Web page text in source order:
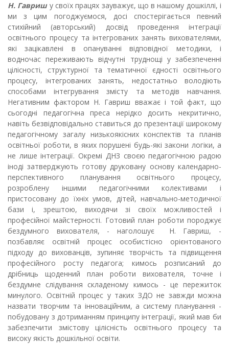
Н. Гавришу своїх працях зауважує, що в нашому дошкіллі, і
ми з цим погоджуємося, досі спостерігається певний
стихійний (авторський) досвід проведення інтеграції
освітнього процесу та інтегрованих занять вихователями,
які зацікавлені в опануванні відповідної методики, і
водночас переживають відчутні труднощі у забезпеченні
цілісності, структурної та тематичної єдності освітнього
процесу, інтегрованих занять, недостатньо володіють
способами інтегрування змісту та методів навчання.
Негативним фактором Н. Гавриш вважає і той факт, що
сьогодні педагогічна преса нерідко досить некритично,
навіть безвідповідально ставиться до презентації широкому
педагогічному загалу низькоякісних конспектів та планів
освітньої роботи, в яких порушені будь-які закони логіки, а
не лише інтеграції. Окремі ДНЗ своєю педагогічною радою
іноді затверджують готову друковану основу календарно-
перспективного планування освітнього процесу,
розроблену іншими педагогічними колективами і
пристосовану до їхніх умов, дітей, навчально-методичної
бази і, зрештою, виходячи зі своїх можливостей і
професійної майстерності. Готовий план роботи породжує
бездумного вихователя, - наголошує Н. Гавриш, -
позбавляє освітній процес особистісно орієнтованого
підходу до вихованців, зупиняє творчість та підвищення
професійного росту педагога; кимось розписаний до
дрібниць щоденний план роботи вихователя, точне і
бездумне слідування складеному кимось - це пережиток
минулого. Освітній процес у таких ЗДО не завжди можна
назвати творчим та інноваційним, а систему планування -
побудовану з дотриманням принципу інтеграції, який мав би
забезпечити змістову цілісність освітнього процесу та
високу якість дошкільної освіти.